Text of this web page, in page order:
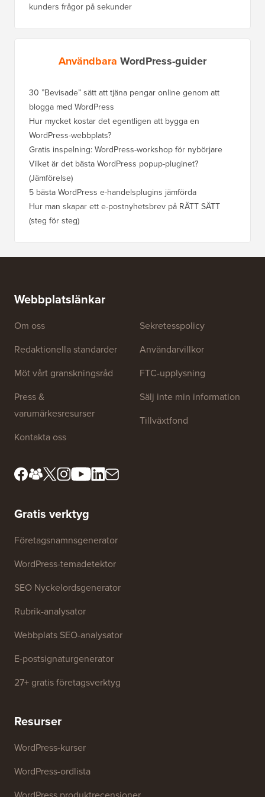
kunders frågor på sekunder
Användbara WordPress-guider
30 ”Bevisade” sätt att tjäna pengar online genom att
blogga med WordPress
Hur mycket kostar det egentligen att bygga en
WordPress-webbplats?
Gratis inspelning: WordPress-workshop för nybörjare
Vilket är det bästa WordPress popup-pluginet?
5 bästa WordPress e-handelsplugins jämförda
Hur
Webbplatslänkar
Om oss
Redaktionella standarder
Möt vårt granskningsråd
varumärkesresurser
Sekretesspolicy
Gratis verktyg
Företagsnamnsgenerator
WordPress-temadetektor
SEO Nyckelordsgenerator
Webbplats SEO-analysator
E-postsignaturgenerator
27+ gratis företagsverktyg